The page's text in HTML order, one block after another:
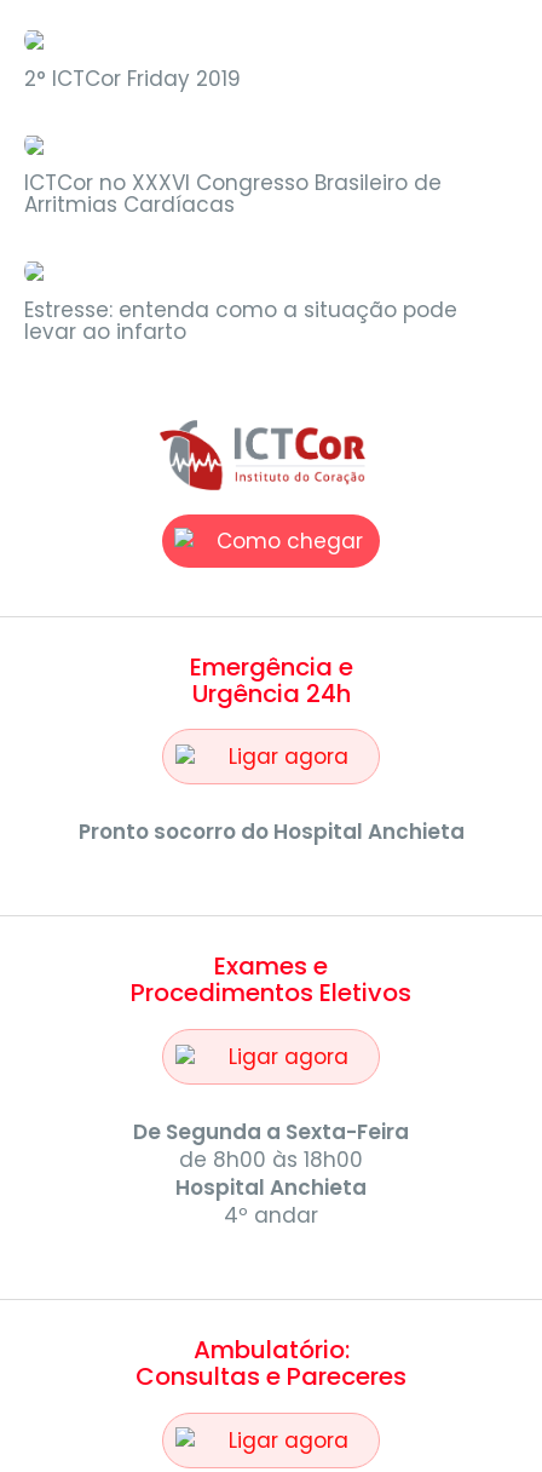
2° ICTCor Friday 2019
ICTCor no XXXVI Congresso Brasileiro de
Arritmias Cardíacas
Estresse: entenda como a situação pode
levar ao infarto
Como chegar
Emergência e
Urgência 24h
Ligar agora
Pronto socorro do Hospital Anchieta
Exames e
Procedimentos Eletivos
Ligar agora
De Segunda a Sexta-Feira
de 8h00 às 18h00
Hospital Anchieta
4º andar
Ambulatório:
Consultas e Pareceres
Ligar agora